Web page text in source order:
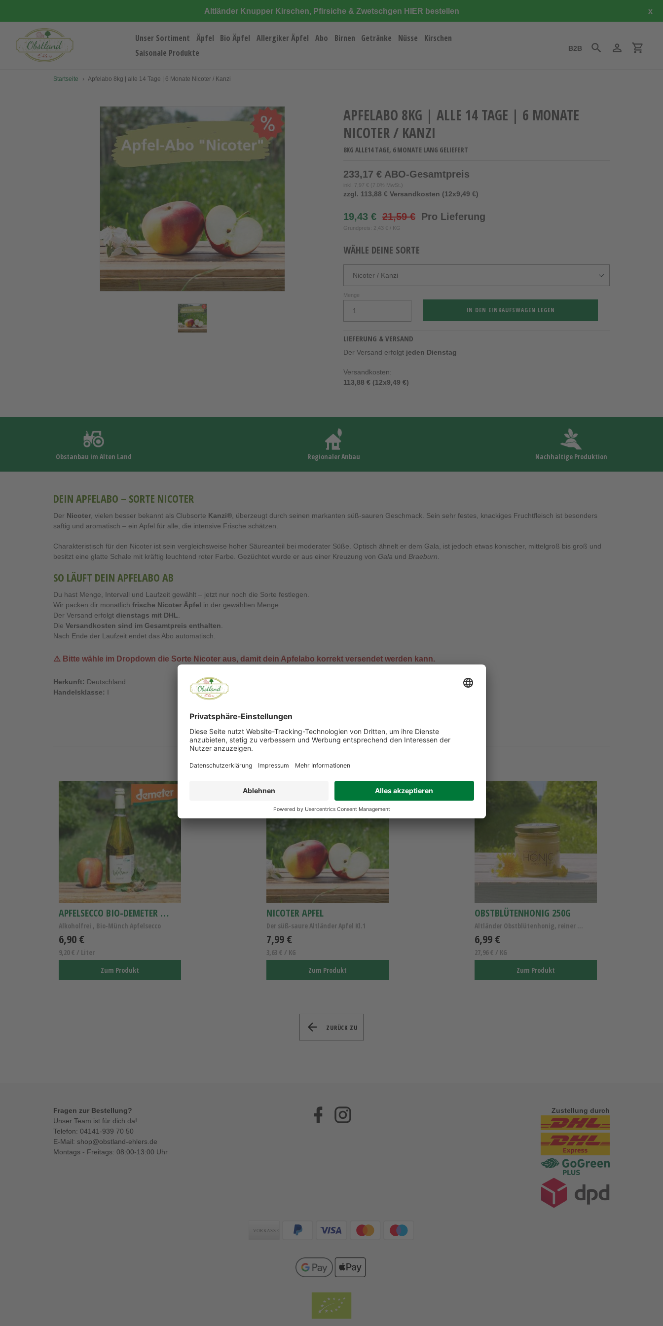
Altländer Knupper Kirschen, Pfirsiche & Zwetschgen HIER bestellen x
Unser Sortiment Äpfel Bio Äpfel Allergiker Äpfel Abo Birnen Getränke Nüsse
Kirschen
Saisonale Produkte
B2B SuchenEinloggen
Startseite › Apfelabo 8kg | alle 14 Tage | 6 Monate Nicoter / Kanzi
APFELABO 8KG | ALLE 14 TAGE | 6 MONATE
NICOTER / KANZI
8KG ALLE14 TAGE, 6 MONATE LANG GELIEFERT
233,17 € ABO-Gesamtpreis
inkl. 7,97 € (7.0% MwSt.)
zzgl. 113,88 € Versandkosten (12x9,49 €)
19,43 € 21,59 € Pro Lieferung
Grundpreis: 2,43 € / KG
WÄHLE DEINE SORTE
Menge
IN DEN EINKAUFSWAGEN LEGEN
LIEFERUNG & VERSAND
Der Versand erfolgt jeden Dienstag
Versandkosten:
113,88 € (12x9,49 €)
Obstanbau im Alten Land Regionaler Anbau Nachhaltige Produktion
DEIN APFELABO – SORTE NICOTER
Der Nicoter, vielen besser bekannt als Clubsorte Kanzi®, überzeugt durch seinen markanten süß-sauren Geschmack. Sein sehr festes, knackiges Fruchtfleisch ist besonders
saftig und aromatisch – ein Apfel für alle, die intensive Frische schätzen.
Charakteristisch für den Nicoter ist sein vergleichsweise hoher Säureanteil bei moderater Süße. Optisch ähnelt er dem Gala, ist jedoch etwas konischer, mittelgroß bis groß und
besitzt eine glatte Schale mit kräftig leuchtend roter Farbe. Gezüchtet wurde er aus einer Kreuzung von Gala und Braeburn
SO LÄUFT DEIN APFELABO AB
Du hast Menge, Intervall und Laufzeit gewählt – jetzt nur noch die Sorte festlegen.
Wir packen dir monatlich frische Nicoter Äpfel in der gewählten Menge.
Der Versand erfolgt dienstags mit DHL.
Die Versandkosten sind im Gesamtpreis enthalten.
Nach Ende der Laufzeit endet das Abo automatisch.
⚠️ Bitte wähle im Dropdown die Sorte Nicoteraus, damit dein Apfelabo korrekt versendet werden kann.
Herkunft: Deutschland
Handelsklasse: I
EMPFOHLENE PRODUKTE
APFELSECCO BIO-DEMETER 0,75L
Alkoholfrei , Bio-Münch Apfelsecco
6,90 €
9,20 € / Liter
Zum Produkt
NICOTER APFEL
Der süß-saure Altländer Apfel Kl.1
7,99 €
3,63 € / KG
Zum Produkt
OBSTBLÜTENHONIG 250G
Altländer Obstblütenhonig, reiner Obstblütenhonig,...
6,99 €
27,96 € / KG
Zum Produkt
ZURÜCK ZU
Fragen zur Bestellung?
Unser Team ist für dich da!
Telefon: 04141-939 70 50
E-Mail: shop@obstland-ehlers.de
Montags - Freitags: 08:00-13:00 Uhr
Facebook Zustellung durch
Zahlungsarten